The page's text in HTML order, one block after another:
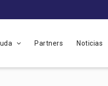
Partners Noticias